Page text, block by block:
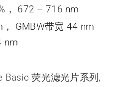
， 672 – 716 nm
GMBW带宽 44 nm
nm
Basic 荧光滤光片系列 ,